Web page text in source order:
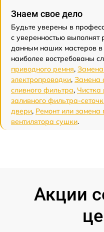
Знаем свое дело
Будьте уверены в
с уверенностью выполнят
данным наших мастеров
наиболее востребованы
приводного ремня,
электропроводки, Замена
сливного фильтра, Чистка
заливного фильтра-
двери, Ремонт или замена
вентилятора сушки.
Акции